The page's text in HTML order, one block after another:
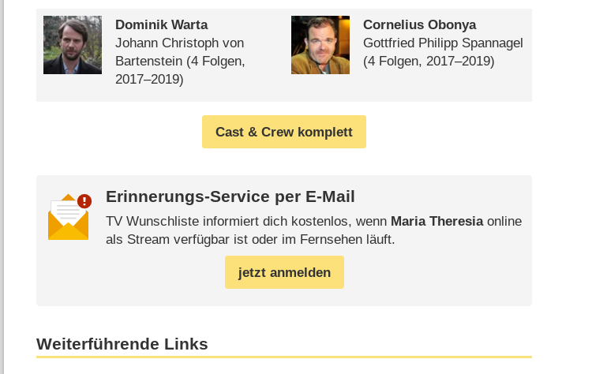
Dominik Warta
Johann Christoph von
Bartenstein(4 Folgen,
2017⁠–⁠2019)
Cornelius Obonya
Gottfried Philipp Spannagel
(4 Folgen, 2017⁠–⁠2019)
Cast & Crew komplett
Erinnerungs-Service per E-Mail
TV Wunschliste informiert dich kostenlos, wenn Maria Theresiaonline
als Stream verfügbar ist oder im Fernsehen läuft.
jetzt anmelden
Weiterführende Links